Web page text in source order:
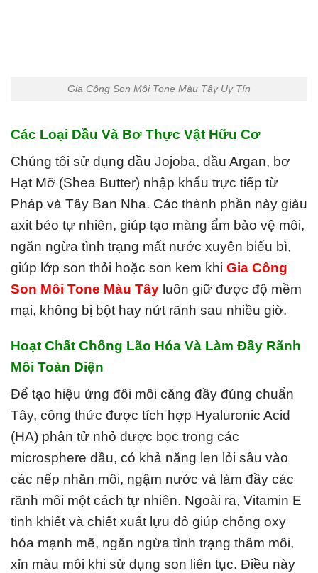
Gia Công Son Môi Tone Màu Tây Uy Tín
Các Loại Dầu Và Bơ Thực Vật Hữu Cơ
Chúng tôi sử dụng dầu Jojoba, dầu Argan, bơ
Hạt Mỡ (Shea Butter) nhập khẩu trực tiếp từ
Pháp và Tây Ban Nha. Các thành phần này giàu
axit béo tự nhiên, giúp tạo màng ẩm bảo vệ môi,
ngăn ngừa tình trạng mất nước xuyên biểu bì,
giúp lớp son thỏi hoặc son kem khi Gia Công
Son Môi Tone Màu Tây luôn giữ được độ mềm
mại, không bị bột hay nứt rãnh sau nhiều giờ.
Hoạt Chất Chống Lão Hóa Và Làm Đầy Rãnh
Môi Toàn Diện
Để tạo hiệu ứng đôi môi căng đầy đúng chuẩn
Tây, công thức được tích hợp Hyaluronic Acid
(HA) phân tử nhỏ được bọc trong các
microsphere dầu, có khả năng len lỏi sâu vào
các nếp nhăn môi, ngậm nước và làm đầy các
rãnh môi một cách tự nhiên. Ngoài ra, Vitamin E
tinh khiết và chiết xuất lựu đỏ giúp chống oxy
hóa mạnh mẽ, ngăn ngừa tình trạng thâm môi,
xỉn màu môi khi sử dụng son liên tục. Điều này